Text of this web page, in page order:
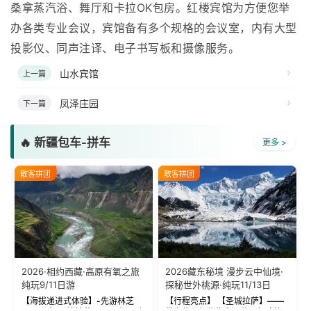
桑拿蒸汽浴、舞厅和卡拉OK包房。红楼宾馆为方便您举
办各类专业会议，宾馆备有多个规格的会议室，内有大型
投影仪、同声注译、电子书写板和摄像服务。
上一篇 山水宾馆
下一篇 凤泽庄园
🔥 新疆包车-拼车 更多 >
散客拼团
2026·相约西藏·高原有氧之旅
纯玩9/11日游
【海拔递进式体验】-先游林芝
散客拼团
2026藏东秘境 漫步云中仙境·
探秘世外桃源·纯玩11/13日
【行程亮点】 【圣城拉萨】——